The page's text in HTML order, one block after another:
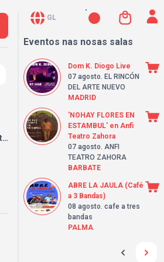
GL
Eventos nas nosas salas
Dom K. Diogo Live
07 agosto. EL RINCÓN
DEL ARTE NUEVO
MADRID
'NOHAY FLORES EN
ESTAMBUL' en Anfi
Teatro Zahora
07 agosto. ANFI
TEATRO ZAHORA
BARBATE
ABRE LA JAULA (Café
a 3 Bandas)
08 agosto. cafe a tres
bandas
PALMA